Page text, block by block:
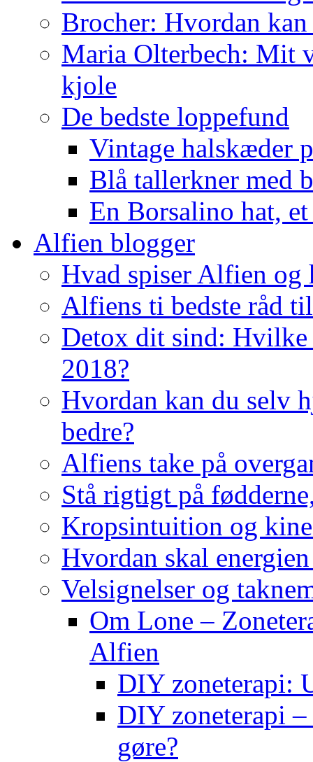
Brocher: Hvordan
Maria Olterbech: Mit
kjole
De bedste loppefund
Vintage halskæder
Blå tallerkner med
En Borsalino hat,
Alfien blogger
Hvad spiser Alfien og
Alfiens ti bedste råd
Detox dit sind:
2018?
Hvordan kan du selv
bedre?
Alfiens take på
Stå rigtigt på
Kropsintuition og
Hvordan skal
Velsignelser og
Om Lone –
Alfien
DIY zoneterapi:
DIY zoneterapi
gøre?